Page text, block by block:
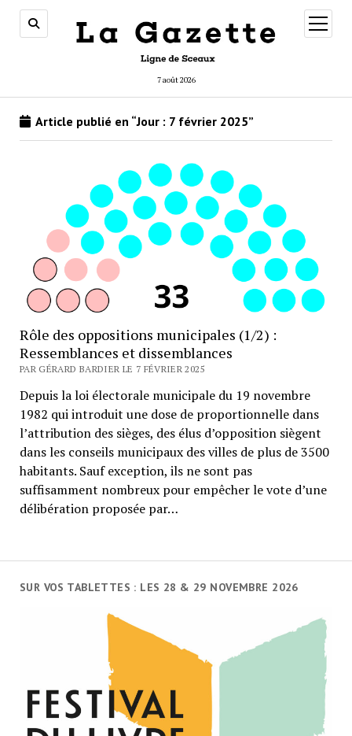
7 août 2026
ouvrir
menu
SUR VOS TABLETTES : LES 28 & 29 NOVEMBRE 2026
Article publié en “Jour : 7 février 2025”
Rôle des oppositions municipales (1/2) :
Ressemblances et dissemblances
PAR GÉRARD BARDIER LE 7 FÉVRIER 2025
Depuis la loi électorale municipale du 19 novembre
1982 qui introduit une dose de proportionnelle dans
l’attribution des sièges, des élus d’opposition siègent
dans les conseils municipaux des villes de plus de 3500
habitants. Sauf exception, ils ne sont pas
suffisamment nombreux pour empêcher le vote d’une
délibération proposée par…